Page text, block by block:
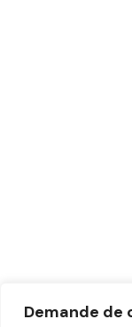
Demande de
Contact